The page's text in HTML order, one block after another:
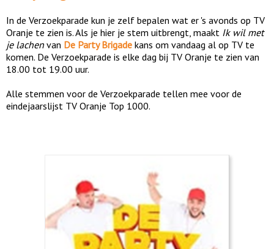
In de Verzoekparade kun je zelf bepalen wat er 's avonds op TV
Oranje te zien is. Als je hier je stem uitbrengt, maakt Ik wil met
je lachen van De Party Brigade kans om vandaag al op TV te
komen. De Verzoekparade is elke dag bij TV Oranje te zien van
18.00 tot 19.00 uur.
Alle stemmen voor de Verzoekparade tellen mee voor de
eindejaarslijst TV Oranje Top 1000.